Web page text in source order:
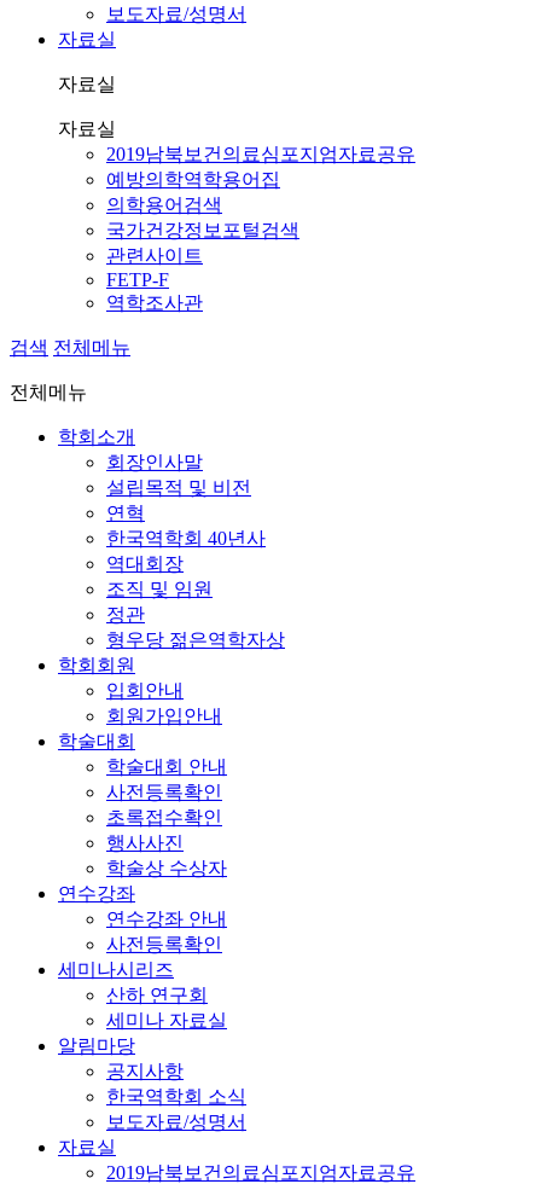
보도자료/성명서
자료실
자료실
자료실
2019남북보건의료심포지엄자료공유
예방의학역학용어집
의학용어검색
국가건강정보포털검색
관련사이트
FETP-F
역학조사관
검색 전체메뉴
전체메뉴
학회소개
회장인사말
설립목적 및 비전
연혁
한국역학회 40년사
역대회장
조직 및 임원
정관
형우당 젊은역학자상
학회회원
입회안내
회원가입안내
학술대회
학술대회 안내
사전등록확인
초록접수확인
행사사진
학술상 수상자
연수강좌
연수강좌 안내
사전등록확인
세미나시리즈
산하 연구회
세미나 자료실
알림마당
공지사항
한국역학회 소식
보도자료/성명서
자료실
2019남북보건의료심포지엄자료공유